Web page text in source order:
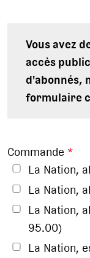
Vous avez
accès
d'abonnés,
formulaire
Commande *
La Nation,
La Nation,
La Nation,
95.00)
La Nation,